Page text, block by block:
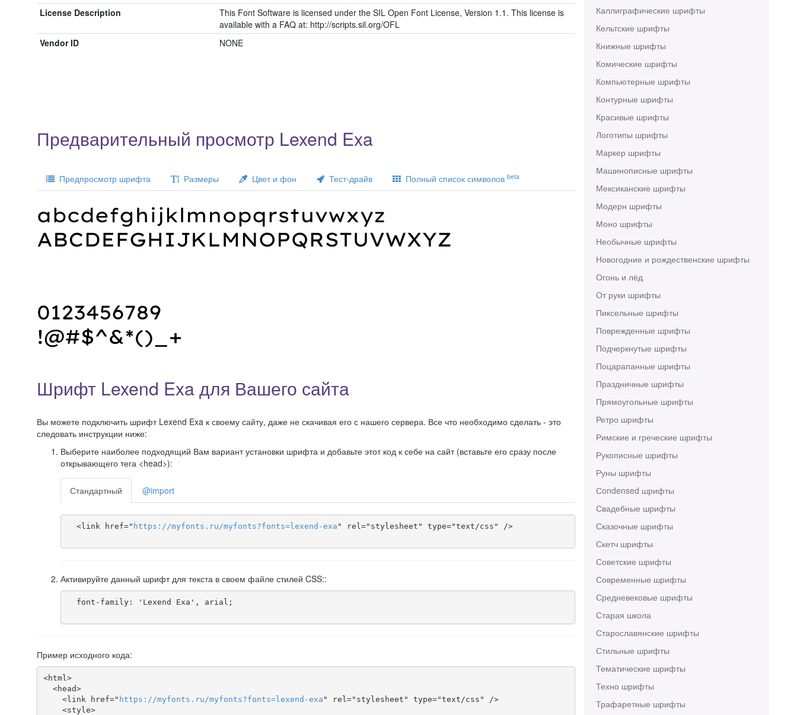
Каллиграфические шрифты
Кельтские шрифты
Книжные шрифты
Комические шрифты
Компьютерные шрифты
Контурные шрифты
Красивые шрифты
Логотипы шрифты
Маркер шрифты
Машинописные шрифты
Мексиканские шрифты
Модерн шрифты
Моно шрифты
Необычные шрифты
Новогодние и рождественские шрифты
Огонь и лёд
От руки шрифты
Пиксельные шрифты
Поврежденные шрифты
Подчеркнутые шрифты
Поцарапанные шрифты
Праздничные шрифты
Прямоугольные шрифты
Ретро шрифты
Римские и греческие шрифты
Рукописные шрифты
Руны шрифты
Сondensed шрифты
Свадебные шрифты
Сказочные шрифты
Скетч шрифты
Советские шрифты
Современные шрифты
Средневековые шрифты
Старая школа
Старославянские шрифты
Стильные шрифты
Тематические шрифты
Техно шрифты
Трафаретные шрифты
License Description
This Font Software is licensed under the SIL Open Font License, Version 1.1. This license is
available with a FAQ at: http://scripts.sil.org/OFL
Vendor ID
NONE
Предварительный просмотр Lexend Exa
Предпросмотр шрифта Размеры Цвет и фон Тест-драйв Полный список символов beta
Шрифт Lexend Exa для Вашего сайта
Вы можете подключить шрифт Lexend Exa к своему сайту, даже не скачивая его с нашего сервера. Все что необходимо сделать - это
следовать инструкции ниже:
Выберите наиболее подходящий Вам вариант установки шрифта и добавьте этот код к себе на сайт (вставьте его сразу после
открывающего тега <head>):
Стандартный @import
  <link href="
https ://myfonts . ru /myfonts?fonts=lexend-exa " rel="stylesheet" type="text/css" />
Активируйте данный шрифт для текста в своем файле стилей CSS::
Пример исходного кода:
<html>
    <link href="
https ://myfonts . ru /myfonts?fonts=lexend-exa " rel="stylesheet" type="text/css" />